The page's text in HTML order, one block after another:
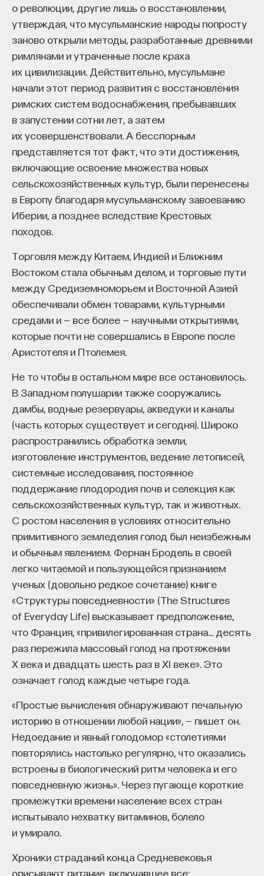
о революции, другие лишь о восстановлении,
утверждая, что мусульманские народы попросту
заново открыли методы, разработанные древними
римлянами и утраченные после краха
их цивилизации. Действительно, мусульмане
начали этот период развития с восстановления
римских систем водоснабжения, пребывавших
в запустении сотни лет, а затем
их усовершенствовали. А бесспорным
представляется тот факт, что эти достижения,
включающие освоение множества новых
сельскохозяйственных культур, были перенесены
в Европу благодаря мусульманскому завоеванию
Иберии, а позднее вследствие Крестовых
походов.
Торговля между Китаем, Индией и Ближним
Востоком стала обычным делом, и торговые пути
между Средиземноморьем и Восточной Азией
обеспечивали обмен товарами, культурными
средами и — все более — научными открытиями,
которые почти не совершались в Европе после
Аристотеля и Птолемея.
Не то чтобы в остальном мире все остановилось.
В Западном полушарии также сооружались
дамбы, водные резервуары, акведуки и каналы
(часть которых существует и сегодня). Широко
распространились обработка земли,
изготовление инструментов, ведение летописей,
системные исследования, постоянное
поддержание плодородия почв и селекция как
сельскохозяйственных культур, так и животных.
С ростом населения в условиях относительно
примитивного земледелия голод был неизбежным
и обычным явлением. Фернан Бродель в своей
легко читаемой и пользующейся признанием
ученых (довольно редкое сочетание) книге
«Структуры повседневности» (The Structures
of Everyday Life) высказывает предположение,
что Франция, «привилегированная страна… десять
раз пережила массовый голод на протяжении
X века и двадцать шесть раз в XI веке». Это
означает голод каждые четыре года.
«Простые вычисления обнаруживают печальную
историю в отношении любой нации», — пишет он.
Недоедание и явный голодомор «столетиями
повторялись настолько регулярно, что оказались
встроены в биологический ритм человека и его
повседневную жизнь». Через пугающе короткие
промежутки времени население всех стран
испытывало нехватку витаминов, болело
и умирало.
Хроники страданий конца Средневековья
описывают питание, включавшее все:
КУРС
Наука сна: как управлять
своим сном
Внеси свой вклад в дело
просвещения!
к существенному повышению уровня научной
всякого вмешательства центрального
роста и в Германии, и в Соединенных Штатах был
центрального правительства. В обоих случаях
проблемы возникли во время второго периода.
В обоих случаях центральное стимулирование
научных исследований началось с победоносных
войн. Оно мотивировалось сочетанием
собственно научных и внешних военно-
политических соображений. С одной стороны,
успехи, накопленные в предыдущий период,
создали множество возможностей для быстрого
научного прогресса; с другой стороны, имело
место новое признание действительных или
потенциальных военнополитических выгод
научного исследования. На первом этапе
существование новых возможностей для науки
исследований должна была оказываться
поддержка и в какой степени. По инициативе
научного лобби правительства просто принимали
программы, разработанные на предыдущем этапе
развития.
Как только этот этап первоначальных
возможностей завершался, правительства
оказывались в положении, поддержки науки,
не имея достаточного знания социальных
последствий науки или зарубежных образцов,
которые можно было использовать в качестве
ориентира. В этом состоянии неопределенности
действительно принятая политика определялась
одной-единственной целью, а именно —
поддержанием научного превосходства ведущей
страны над всеми остальными странами. Это
полностью изменило условия, при которых
системы работали в предыдущий период.
Реакция этих двух систем на новую ситуацию
академическая иерархия была крайне
авторитарной и где университет выступал против
любых попыток поставить его на службу
утилитарным целям, политика, принятая
университетами перед лицом расщедрившегося
правительства, была «дефляционной».
Профессора выступали против всякого
расширения и диверсификации функций
университета и использовали ускорившийся
приток средств на исследования для